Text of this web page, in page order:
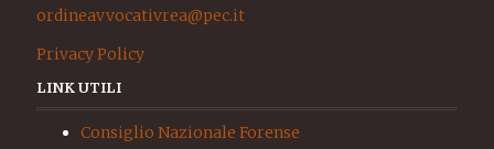
ordineavvocativrea@pec.it
Privacy Policy
LINK UTILI
Consiglio Nazionale Forense